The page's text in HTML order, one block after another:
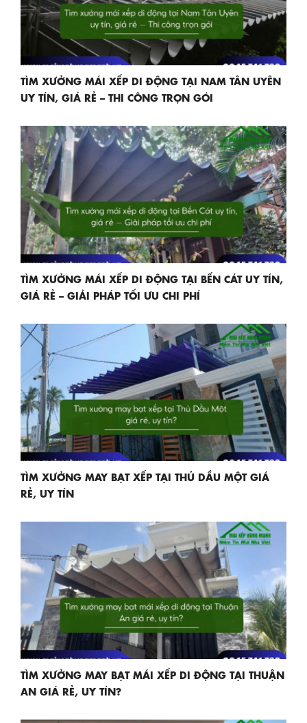
TÌM XƯỞNG MÁI XẾP DI ĐỘNG TẠI NAM TÂN UYÊN
UY TÍN, GIÁ RẺ – THI CÔNG TRỌN GÓI
TÌM XƯỞNG MÁI XẾP DI ĐỘNG TẠI BẾN CÁT UY TÍN,
GIÁ RẺ – GIẢI PHÁP TỐI ƯU CHI PHÍ
TÌM XƯỞNG MAY BẠT XẾP TẠI THỦ DẦU MỘT GIÁ
RẺ, UY TÍN
TÌM XƯỞNG MAY BẠT MÁI XẾP DI ĐỘNG TẠI THUẬN
AN GIÁ RẺ, UY TÍN?